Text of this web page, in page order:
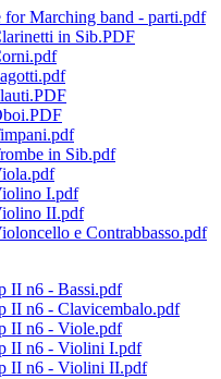
Marching band - parti.pdf
in Sib.PDF
in Sib.pdf
I.pdf
II.pdf
e Contrabbasso.pdf
II n6 - Bassi.pdf
II n6 - Clavicembalo.pdf
II n6 - Viole.pdf
II n6 - Violini I.pdf
II n6 - Violini II.pdf